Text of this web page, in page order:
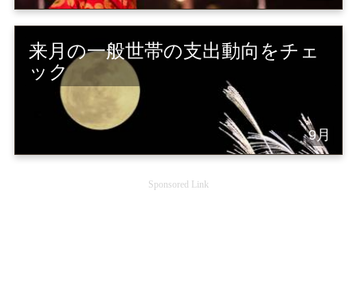
来月の一般世帯の支出動向をチェ
ック
9月
Sponsored Link